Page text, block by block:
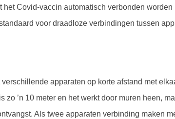
het Covid-vaccin automatisch verbonden worden
voor draadloze verbindingen tussen
apparaten op korte afstand met
zo ’n 10 meter en het werkt door muren heen,
Als twee apparaten verbinding maken